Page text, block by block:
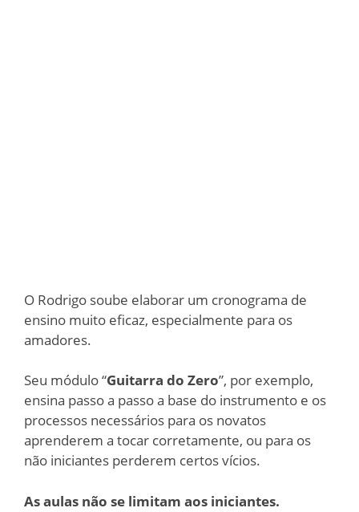
O Rodrigo soube elaborar um cronograma de
ensino muito eficaz, especialmente para os
amadores.
Seu módulo “Guitarra do Zero”, por exemplo,
ensina passo a passo a base do instrumento e os
processos necessários para os novatos
aprenderem a tocar corretamente, ou para os
não iniciantes perderem certos vícios.
As aulas não se limitam aos iniciantes.